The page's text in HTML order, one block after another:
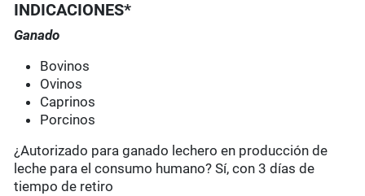
INDICACIONES*
Ganado
Bovinos
Ovinos
Caprinos
Porcinos
¿Autorizado para ganado lechero en producción de
leche para el consumo humano? Sí, con 3 días de
tiempo de retiro